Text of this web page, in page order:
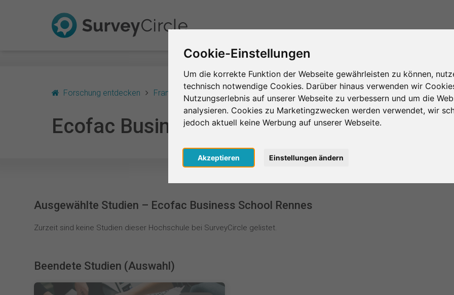
Cookie-Einstellungen
Um die korrekte Funktion der Webseite gewährleisten zu können,
technisch notwendige Cookies. Darüber hinaus verwenden wir
Nutzungserlebnis auf unserer Webseite zu verbessern und um die
analysieren. Cookies zu Marketingzwecken werden verwendet, wir
jedoch aktuell keine Werbung auf unserer Webseite.
Akzeptieren Einstellungen ändern
Forschung entdecken Frankreich Rennes Ecofac Business School Rennes
Ecofac Business School Rennes
Ausgewählte Studien – Ecofac Business School Rennes
Zurzeit sind keine Studien dieser Hochschule bei SurveyCircle gelistet.
Beendete Studien (Auswahl)